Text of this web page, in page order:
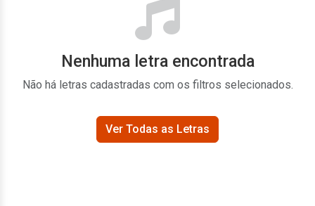
Nenhuma letra encontrada
Não há letras cadastradas com os filtros selecionados.
Ver Todas as Letras